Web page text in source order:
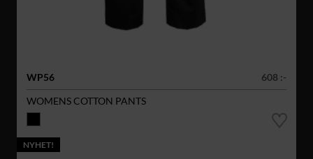
WP56
608 :-
WOMENS COTTON PANTS
NYHET!